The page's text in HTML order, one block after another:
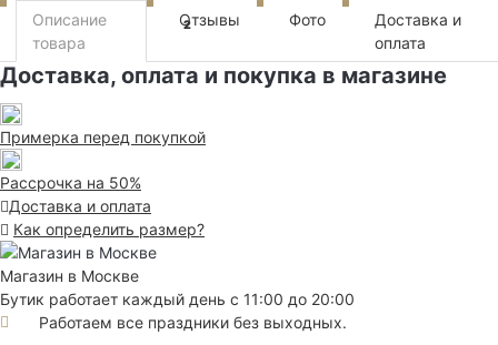
Описание
товара
Отзывы
2 Фото
Доставка и
оплата
Доставка, оплата и покупка в магазине
Примерка перед покупкой
Рассрочка на 50%
Доставка и оплата
Как определить размер?
Магазин в Москве
Бутик работает каждый день с 11:00 до 20:00
Работаем все праздники без выходных.